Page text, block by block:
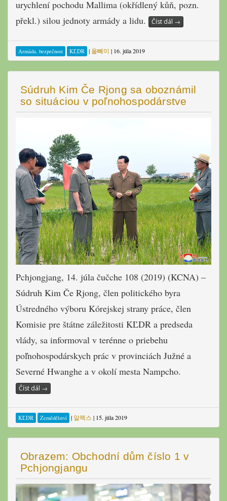
urychlení pochodu Mallima (okřídlený kůň, pozn.
překl.) silou jednoty armády a lidu.
Číst dál →
Armáda, bezpečnost KĽDR | 올빼미 | 16. júla 2019
Súdruh Kim Če Rjong sa oboznámil
so situáciou v poľnohospodárstve
Pchjongjang, 14. júla čučche 108 (2019) (KCNA) –
Súdruh Kim Če Rjong, člen politického byra
Ústredného výboru Kórejskej strany práce, člen
Komisie pre štátne záležitosti KĽDR a predseda
vlády, sa informoval v terénne o priebehu
poľnohospodárskych prác v provinciách Južné a
Severné Hwanghe a v okolí mesta Nampcho.
Číst dál →
KĽDR Zemědělství | 알렉스 | 15. júla 2019
Obrazem: Obchodní dům číslo 1 v
Pchjongjangu